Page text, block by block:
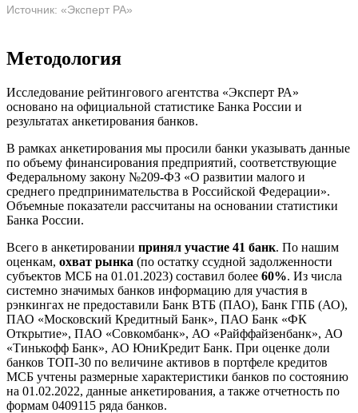
Источник: «Эксперт РА»
Методология
Исследование рейтингового агентства «Эксперт РА»
основано на официальной статистике Банка России и
результатах анкетирования банков.
В рамках анкетирования мы просили банки указывать данные
по объему финансирования предприятий, соответствующие
Федеральному закону №209-ФЗ «О развитии малого и
среднего предпринимательства в Российской Федерации».
Объемные показатели рассчитаны на основании статистики
Банка России.
Всего в анкетировании принял участие 41 банк. По нашим
оценкам, охват рынка (по остатку ссудной задолженности
субъектов МСБ на 01.01.2023) составил более 60%. Из числа
системно значимых банков информацию для участия в
рэнкингах не предоставили Банк ВТБ (ПАО), Банк ГПБ (АО),
ПАО «Московский Кредитный Банк», ПАО Банк «ФК
Открытие», ПАО «Совкомбанк», АО «Райффайзенбанк», АО
«Тинькофф Банк», АО ЮниКредит Банк. При оценке доли
банков ТОП-30 по величине активов в портфеле кредитов
МСБ учтены размерные характеристики банков по состоянию
на 01.02.2022, данные анкетирования, а также отчетность по
формам 0409115 ряда банков.